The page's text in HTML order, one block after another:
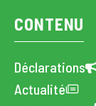
CONTENU
Déclarations
Actualité